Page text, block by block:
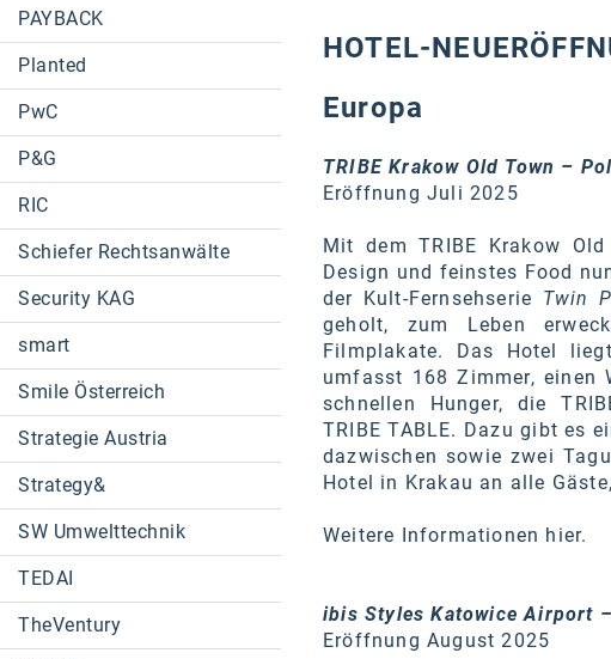
PAYBACK
Planted
PwC
P&G
RIC
Schiefer Rechtsanwälte
Security KAG
smart
Smile Österreich
Strategie Austria
Strategy&
SW Umwelttechnik
TEDAI
TheVentury
HOTEL-
Europa
TRIBE Krakow Old Town –
Eröffnung Juli 2025
Mit dem TRIBE Krakow
Design und feinstes Food
der Kult-Fernsehserie Twin
geholt, zum Leben
Filmplakate. Das Hotel
umfasst 168 Zimmer, einen
schnellen Hunger, die
TRIBE TABLE. Dazu gibt es
dazwischen sowie zwei
Hotel in Krakau an alle
Weitere Informationen hier.
ibis Styles Katowice Airport
Eröffnung August 2025